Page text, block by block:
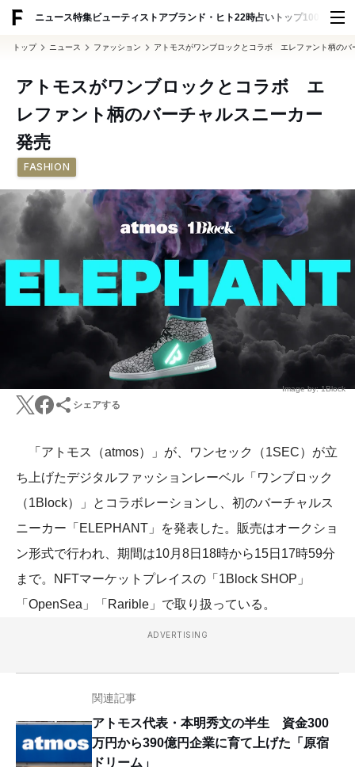
ニュース特集ビューティ ストアブランド・ヒト22時占い トップ100 スナッ
トップ ニュース ファッション アトモスがワンブロックとコラボ エレファント柄のバ
アトモスがワンブロックとコラボ エ
レファント柄のバーチャルスニーカー
発売
FASHION
Image by: 1Block
シェアする
「アトモス（atmos）」が、ワンセック（1SEC）が立
ち上げたデジタルファッションレーベル「ワンブロック
（1Block）」とコラボレーションし、初のバーチャルス
ニーカー「ELEPHANT」を発表した。販売はオークショ
ン形式で行われ、期間は10月8日18時から15日17時59分
まで。NFTマーケットプレイスの「1Block SHOP」
「OpenSea」「Rarible」で取り扱っている。
ADVERTISING
関連記事
アトモス代表・本明秀文の半生 資金300
万円から390億円企業に育て上げた「原宿
ドリーム」